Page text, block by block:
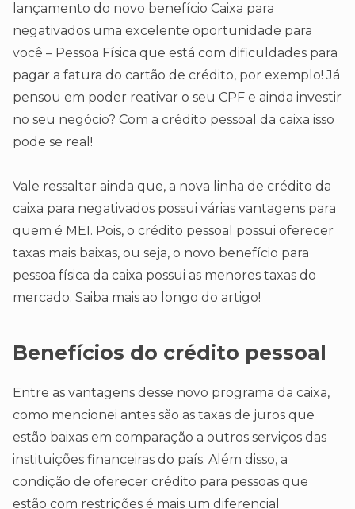
lançamento do novo benefício Caixa para
negativados uma excelente oportunidade para
você – Pessoa Física que está com dificuldades para
pagar a fatura do cartão de crédito, por exemplo! Já
pensou em poder reativar o seu CPF e ainda investir
no seu negócio? Com a crédito pessoal da caixa isso
pode se real!
Vale ressaltar ainda que, a nova linha de crédito da
caixa para negativados possui várias vantagens para
quem é MEI. Pois, o crédito pessoal possui oferecer
taxas mais baixas, ou seja, o novo benefício para
pessoa física da caixa possui as menores taxas do
mercado. Saiba mais ao longo do artigo!
Benefícios do crédito pessoal
Entre as vantagens desse novo programa da caixa,
como mencionei antes são as taxas de juros que
estão baixas em comparação a outros serviços das
instituições financeiras do país. Além disso, a
condição de oferecer crédito para pessoas que
estão com restrições é mais um diferencial